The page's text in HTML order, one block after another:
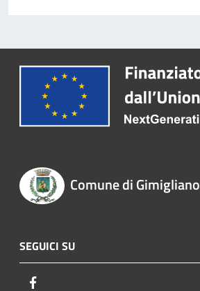
Comune di Gimigliano
SEGUICI SU